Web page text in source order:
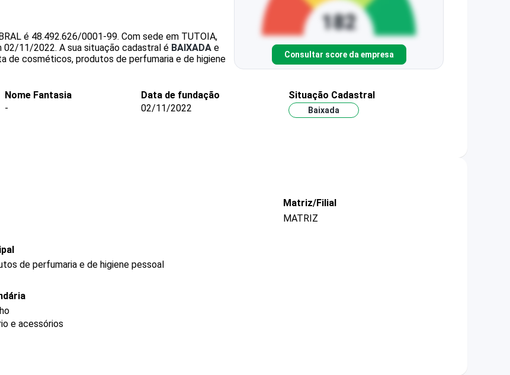
é 48.492.626/0001-99. Com sede em TUTOIA,
02/11/2022. A sua situação cadastral é BAIXADA e
de cosméticos, produtos de perfumaria e de higiene
Consultar score da empresa
Nome Fantasia
-
Data de fundação
02/11/2022
Situação Cadastral
Baixada
Matriz/Filial
MATRIZ
de perfumaria e de higiene pessoal
e acessórios